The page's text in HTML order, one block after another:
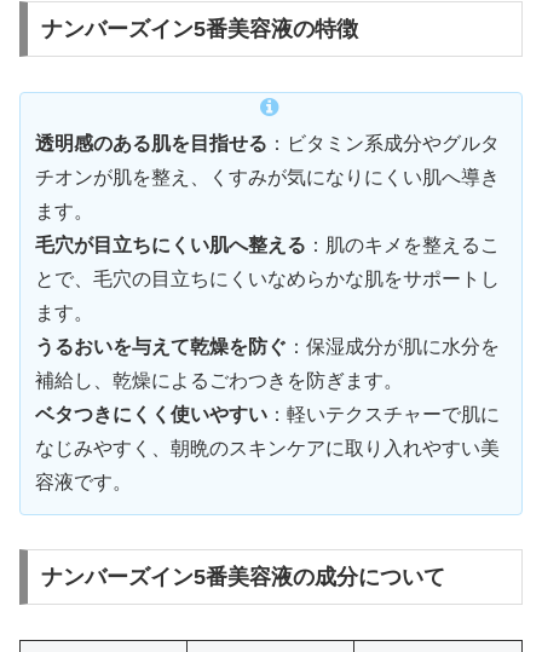
ナンバーズイン5番美容液の特徴
透明感のある肌を目指せる ：ビタミン系成分やグルタ
チオンが肌を整え、くすみが気になりにくい肌へ導き
ます。
毛穴が目立ちにくい肌へ整える ：肌のキメを整えるこ
とで、毛穴の目立ちにくいなめらかな肌をサポートし
ます。
うるおいを与えて乾燥を防ぐ ：保湿成分が肌に水分を
補給し、乾燥によるごわつきを防ぎます。
ベタつきにくく使いやすい ：軽いテクスチャーで肌に
なじみやすく、朝晩のスキンケアに取り入れやすい美
容液です。
ナンバーズイン5番美容液の成分について